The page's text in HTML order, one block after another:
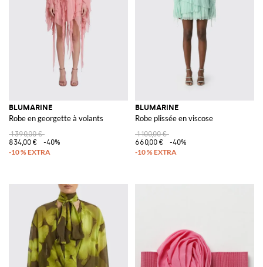
BLUMARINE
Robe en georgette à volants
1 390,00 €
834,00 €
-40%
BLUMARINE
Robe plissée en viscose
1 100,00 €
660,00 €
-40%